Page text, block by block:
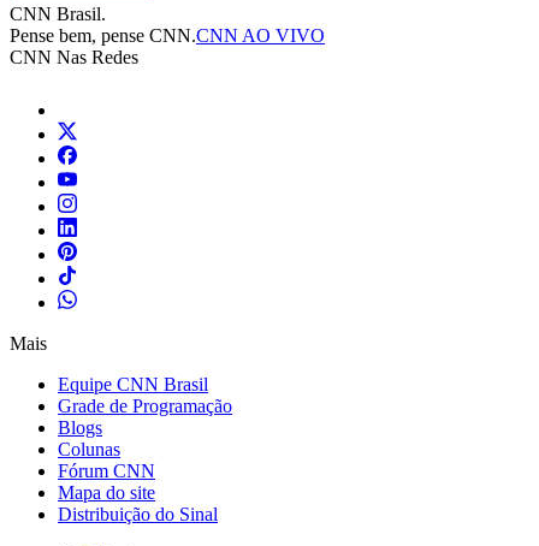
CNN Brasil.
Pense bem, pense CNN.CNN AO VIVO
CNN Nas Redes
Mais
Equipe CNN Brasil
Grade de Programação
Blogs
Colunas
Fórum CNN
Mapa do site
Distribuição do Sinal